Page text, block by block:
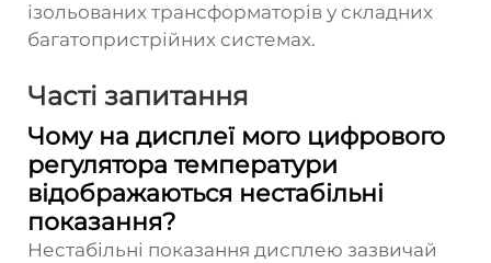
ізольованих трансформаторів у складних
багатопристрійних системах.
Часті запитання
Чому на дисплеї мого цифрового
регулятора температури
відображаються нестабільні
показання?
Нестабільні показання дисплею зазвичай